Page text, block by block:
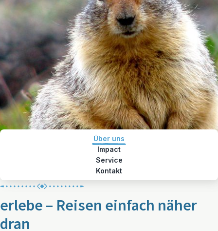
Über uns
Impact
Service
Kontakt
erlebe – Reisen einfach näher
dran